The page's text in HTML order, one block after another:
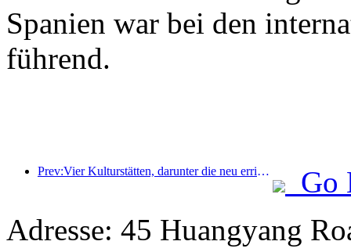
Spanien war bei den
führend.
Prev:Vier Kulturstätten, darunter die neu errichtete „Jinling Poetry Hall“ im malerischen Gebiet des Xuanwu-Sees in Nanjing, wurden offiziell eröffnet.
Go
Adresse: 45 Huangyang